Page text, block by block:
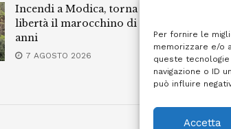
Per fornire le
memorizzare e/o
queste
navigazione o ID
può influire
Accetta
Incendi a Modica, torna in
libertà il marocchino di 23
anni
7 AGOSTO 2026